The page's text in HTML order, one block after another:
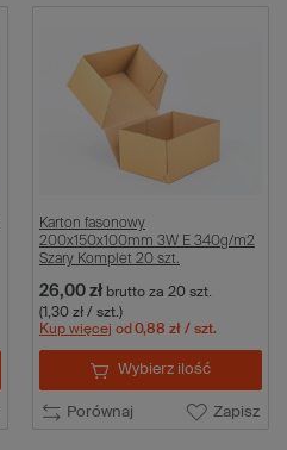
Karton fasonowy
200x150x100mm 3W E 340g/m2
Szary Komplet 20 szt.
26,00 zł brutto za 20 szt.
(1,30 zł / szt.)
Kup więcej od 0,88 zł / szt.
Porównaj Zapisz
Wybierz ilość